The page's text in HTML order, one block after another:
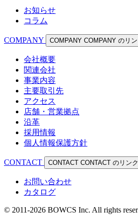
お知らせ
コラム
COMPANY COMPANY COMPANY のリ
会社概要
関連会社
事業内容
主要取引先
アクセス
店舗・営業拠点
沿革
採用情報
個人情報保護方針
CONTACT CONTACT CONTACT のリン
お問い合わせ
カタログ
© 2011-2026 BOWCS Inc. All rights